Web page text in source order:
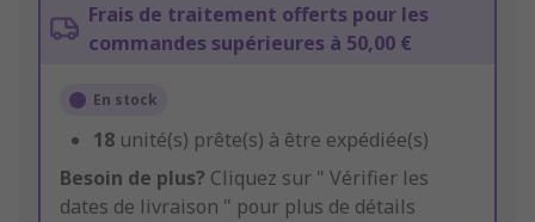
Frais de traitement offerts pour les
commandes supérieures à 50,00 €
En stock
18 unité(s) prête(s) à être expédiée(s)
Besoin de plus? Cliquez sur " Vérifier les
dates de livraison " pour plus de détails